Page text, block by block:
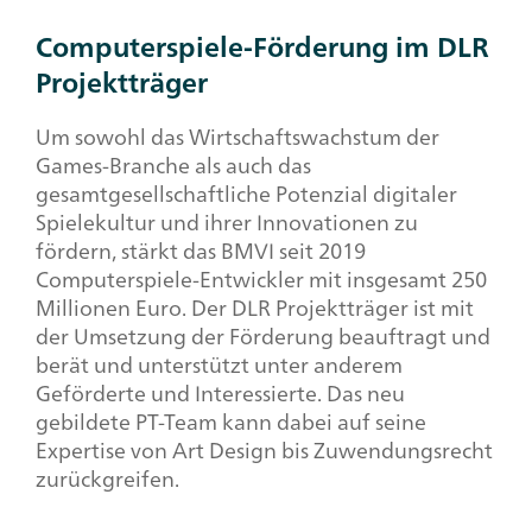
Computerspiele-Förderung im DLR
Projektträger
Um sowohl das Wirtschaftswachstum der
Games-Branche als auch das
gesamtgesellschaftliche Potenzial digitaler
Spielekultur und ihrer Innovationen zu
fördern, stärkt das BMVI seit 2019
Computerspiele-Entwickler mit insgesamt 250
Millionen Euro. Der DLR Projektträger ist mit
der Umsetzung der Förderung beauftragt und
berät und unterstützt unter anderem
Geförderte und Interessierte. Das neu
gebildete PT-Team kann dabei auf seine
Expertise von Art Design bis Zuwendungsrecht
zurückgreifen.